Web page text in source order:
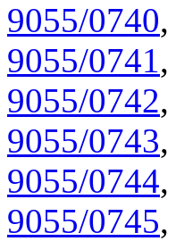
9055/0740,
9055/0741,
9055/0742,
9055/0743,
9055/0744,
9055/0745,